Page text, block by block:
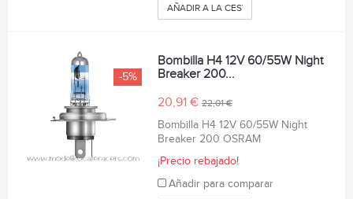
AÑADIR A LA CESTA
-5%
Bombilla H4 12V 60/55W Night
Breaker 200...
20,91 €22,01 €
Bombilla H4 12V 60/55W Night
Breaker 200 OSRAM
¡Precio rebajado!
Añadir para comparar